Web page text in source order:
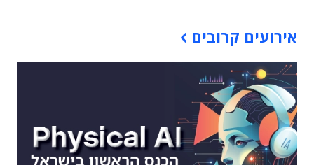
אירועים קרובים